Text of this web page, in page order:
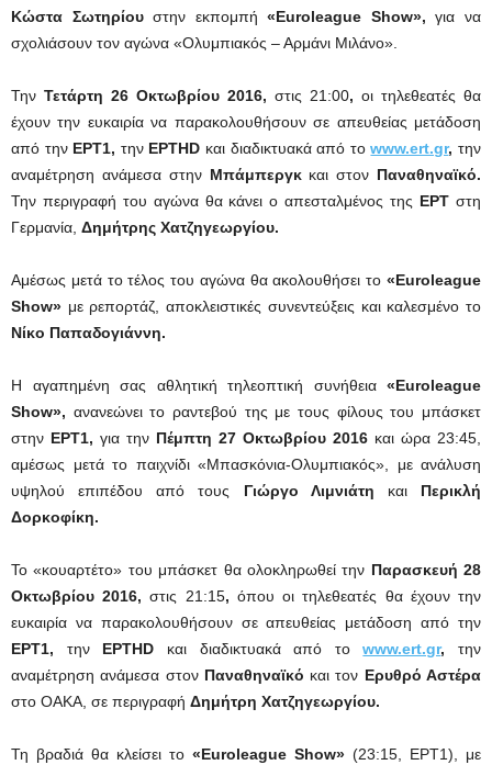
Κώστα Σωτηρίουστην εκπομπή«Euroleague Show», για να
σχολιάσουν τον αγώνα «Ολυμπιακός – Αρμάνι Μιλάνο».
Την Τετάρτη 26 Οκτωβρίου 2016, στις 21:00, οι τηλεθεατές θα
έχουν την ευκαιρία να παρακολουθήσουν σε απευθείας μετάδοση
από την ΕΡΤ1, την ΕΡΤHD και διαδικτυακά από τοwww.ert.gr, την
αναμέτρηση ανάμεσα στην Μπάμπεργκκαι στον Παναθηναϊκό.
Την περιγραφή του αγώνα θα κάνει ο απεσταλμένος της ΕΡΤ στη
Γερμανία, Δημήτρης Χατζηγεωργίου.
Αμέσως μετά το τέλος του αγώνα θα ακολουθήσει το «Euroleague
Show» με ρεπορτάζ, αποκλειστικές συνεντεύξεις και καλεσμένο το
Νίκο Παπαδογιάννη.
Η αγαπημένη σας αθλητική τηλεοπτική συνήθεια «Euroleague
Show», ανανεώνει το ραντεβού της με τους φίλους του μπάσκετ
στην ΕΡΤ1, για την Πέμπτη 27 Οκτωβρίου 2016 και ώρα 23:45,
αμέσως μετά το παιχνίδι «Μπασκόνια-Ολυμπιακός», με ανάλυση
υψηλού επιπέδου από τους Γιώργο Λιμνιάτη και Περικλή
Δορκοφίκη.
Το «κουαρτέτο» του μπάσκετ θα ολοκληρωθεί την Παρασκευή 28
Οκτωβρίου 2016, στις 21:15, όπου οι τηλεθεατές θα έχουν την
ευκαιρία να παρακολουθήσουν σε απευθείας μετάδοση από την
ΕΡΤ1, την ΕΡΤHD και διαδικτυακά από τοwww.ert.gr, την
αναμέτρηση ανάμεσα στον Παναθηναϊκό και τον Ερυθρό Αστέρα
στο ΟΑΚΑ, σε περιγραφή Δημήτρη Χατζηγεωργίου.
Τη βραδιά θα κλείσει το «Euroleague Show» (23:15, ΕΡΤ1), με